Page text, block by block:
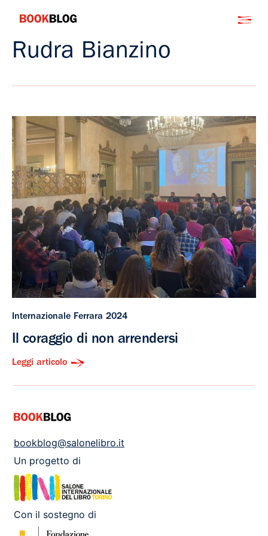
contenuto
Bookblog
Rudra Bianzino
Internazionale Ferrara 2024
Il coraggio di non arrendersi
Leggi articolo
bookblog@salonelibro.it
Un progetto di
Con il sostegno di